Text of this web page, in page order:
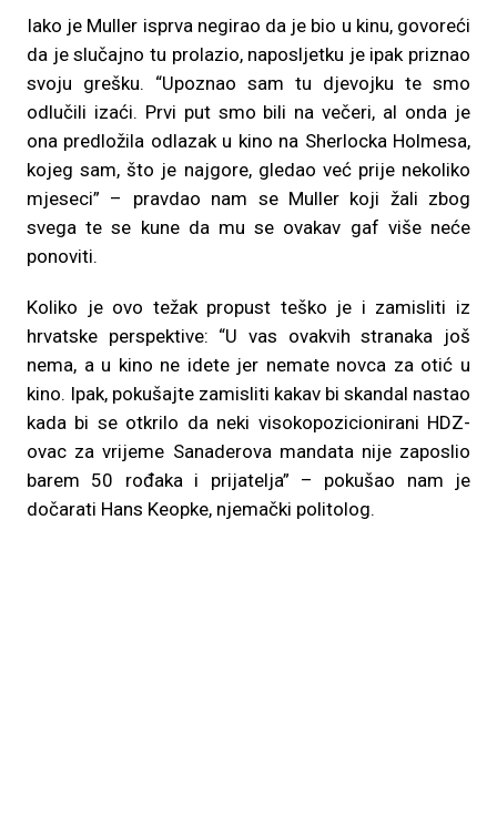
Iako je Muller isprva negirao da je bio u kinu, govoreći
da je slučajno tu prolazio, naposljetku je ipak priznao
svoju grešku. “Upoznao sam tu djevojku te smo
odlučili izaći. Prvi put smo bili na večeri, al onda je
ona predložila odlazak u kino na Sherlocka Holmesa,
kojeg sam, što je najgore, gledao već prije nekoliko
mjeseci” – pravdao nam se Muller koji žali zbog
svega te se kune da mu se ovakav gaf više neće
ponoviti.
Koliko je ovo težak propust teško je i zamisliti iz
hrvatske perspektive: “U vas ovakvih stranaka još
nema, a u kino ne idete jer nemate novca za otić u
kino. Ipak, pokušajte zamisliti kakav bi skandal nastao
kada bi se otkrilo da neki visokopozicionirani HDZ-
ovac za vrijeme Sanaderova mandata nije zaposlio
barem 50 rođaka i prijatelja” – pokušao nam je
dočarati Hans Keopke, njemački politolog.